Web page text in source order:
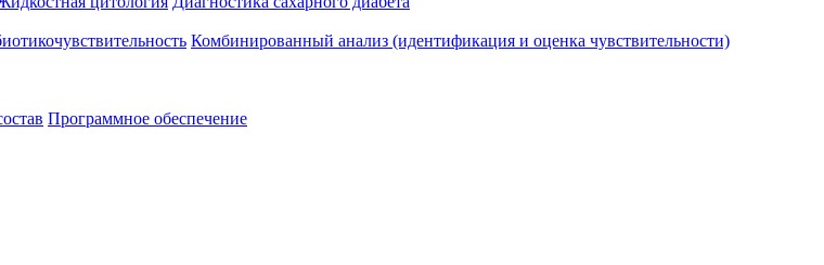
Комбинированный анализ (идентификация и оценка чувствительности)
Программное обеспечение